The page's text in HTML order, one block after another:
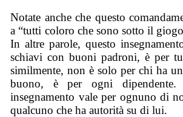
Notate anche che questo
a “tutti coloro che sono sotto il
In altre parole, questo
schiavi con buoni padroni, è per
similmente, non è solo per chi ha
buono, è per ogni dipendente.
insegnamento vale per ognuno di
qualcuno che ha autorità su di lui.